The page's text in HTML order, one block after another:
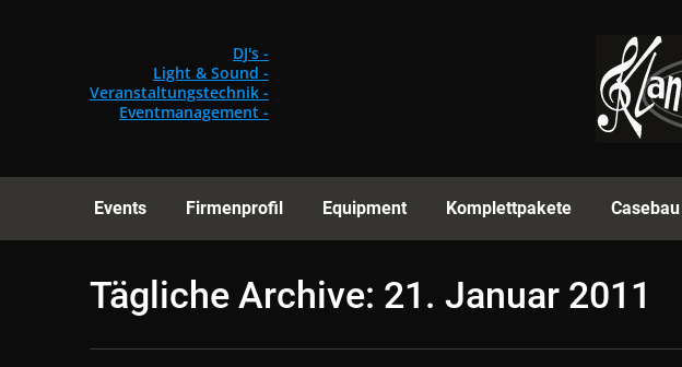
DJ's -
Light & Sound -
Veranstaltungstechnik -
Eventmanagement -
Events Firmenprofil Equipment Komplettpakete Casebau
Tägliche Archive: 21. Januar 2011
Equipment